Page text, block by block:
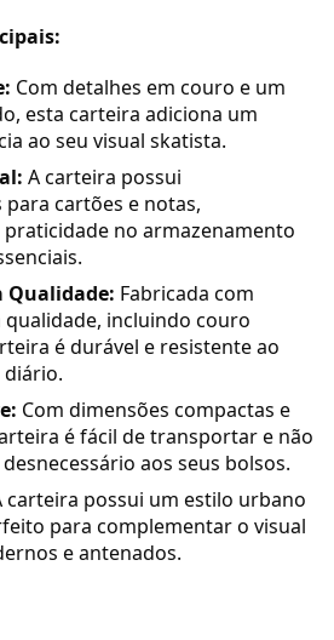
Com detalhes em couro e um
esta carteira adiciona um
ao seu visual skatista.
A carteira possui
cartões e notas,
no armazenamento
Qualidade: Fabricada com
incluindo couro
é durável e resistente ao
diário.
Com dimensões compactas e
é fácil de transportar e não
aos seus bolsos.
carteira possui um estilo urbano
para complementar o visual
e antenados.